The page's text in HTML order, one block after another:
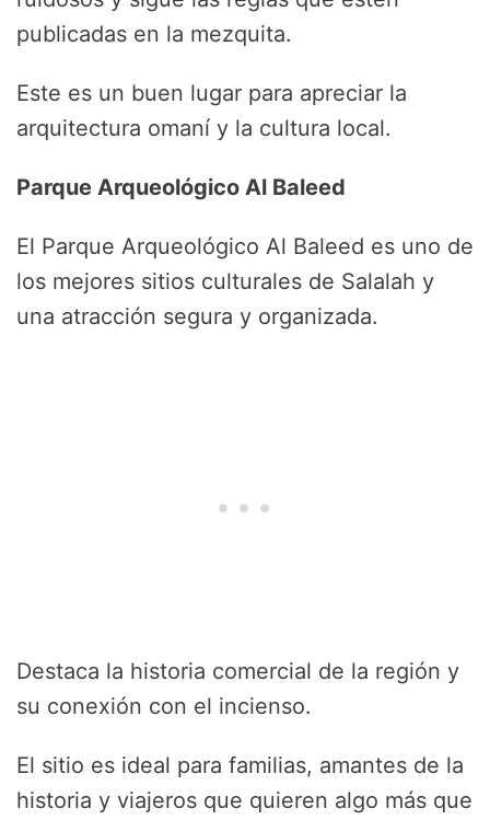
publicadas en la mezquita.
Este es un buen lugar para apreciar la
arquitectura omaní y la cultura local.
Parque Arqueológico Al Baleed
El Parque Arqueológico Al Baleed es uno de
los mejores sitios culturales de Salalah y
una atracción segura y organizada.
Destaca la historia comercial de la región y
su conexión con el incienso.
El sitio es ideal para familias, amantes de la
historia y viajeros que quieren algo más que